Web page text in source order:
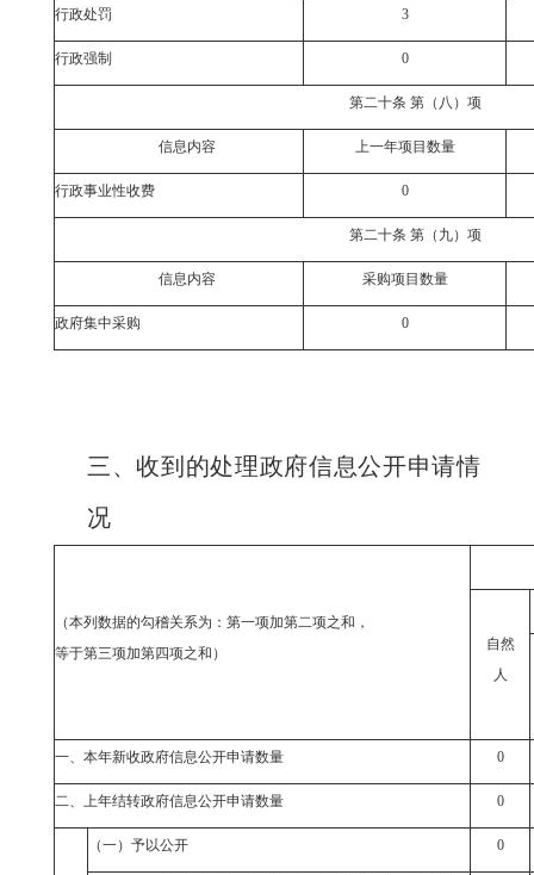
行政处罚 3
行政强制 0
第二十条 第（八）项
信息内容 上一年项目数量
行政事业性收费 0
第二十条 第（九）项
信息内容 采购项目数量
政府集中采购 0
三、收到的处理政府信息公开申请情
况
（本列数据的勾稽关系为：第一项加第二项之和，
等于第三项加第四项之和）
自然
人
一、本年新收政府信息公开申请数量 0
二、上年结转政府信息公开申请数量 0
（一）予以公开 0